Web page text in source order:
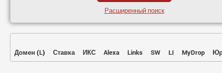
Расширенный поиск
Домен (L) Ставка ИКС Alexa Links SW LI MyDrop